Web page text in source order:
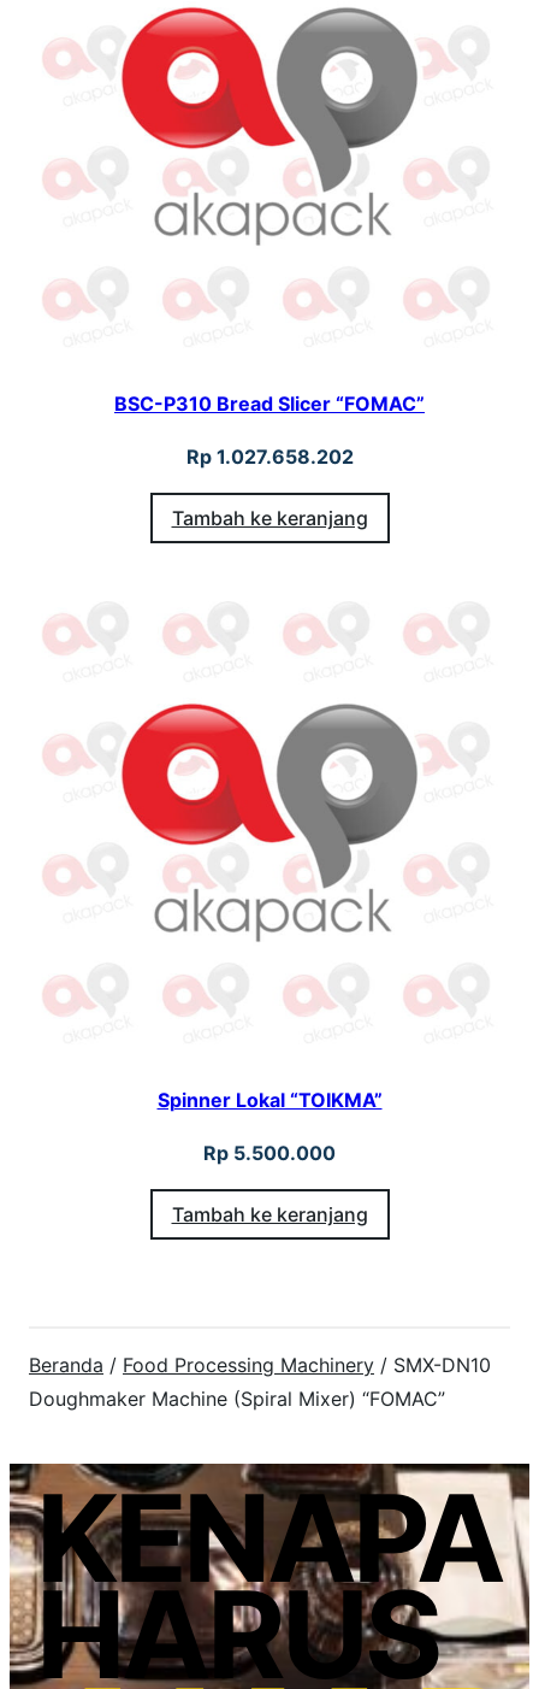
BSC-P310 Bread Slicer “FOMAC”
Rp1.027.658.202
Tambah ke keranjang
Spinner Lokal “TOIKMA”
Rp 5.500.000
Tambah ke keranjang
Beranda / Food Processing Machinery / SMX-DN10
Doughmaker Machine (Spiral Mixer) “FOMAC”
KENAPA
HARUS